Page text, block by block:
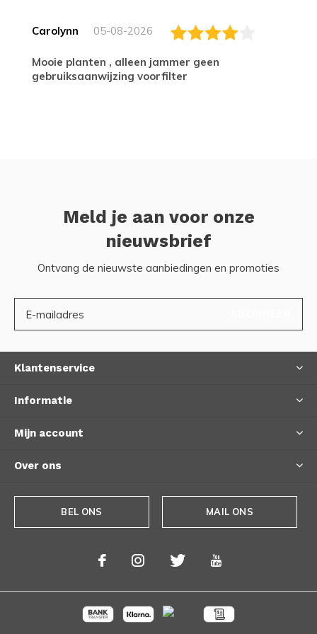
Carolynn 05-08-2026
Mooie planten , alleen jammer geen
gebruiksaanwijzing voorfilter
Meld je aan voor onze
nieuwsbrief
Ontvang de nieuwste aanbiedingen en promoties
Klantenservice
Informatie
Mijn account
Over ons
BEL ONS MAIL ONS